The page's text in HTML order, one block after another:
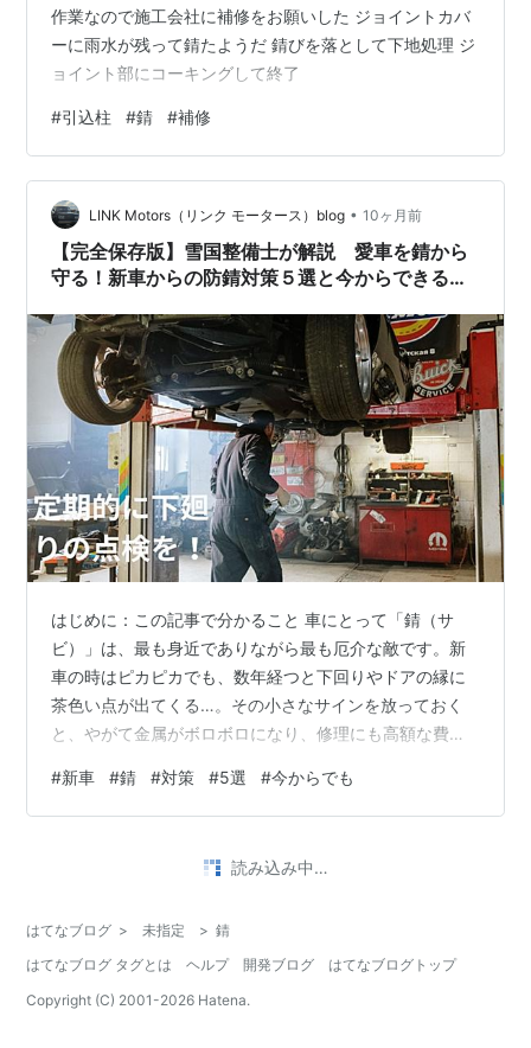
作業なので施工会社に補修をお願いした ジョイントカバ
ーに雨水が残って錆たようだ 錆びを落として下地処理 ジ
ョイント部にコーキングして終了
#引込柱 #錆 #補修
LINK Motors（リンク モータース）blog • 10ヶ月前
【完全保存版】雪国整備士が解説 愛車を錆から
守る！新車からの防錆対策５選と今からできる錆
はじめに：この記事で分かること 車にとって「錆（サ
ビ）」は、最も身近でありながら最も厄介な敵です。新
車の時はピカピカでも、数年経つと下回りやドアの縁に
茶色い点が出てくる…。その小さなサインを放っておく
と、やがて金属がボロボロになり、修理にも高額な費用
錆対策 すでに乗っている車でも今すぐ始められるケア方
法 錆ができるメカニズムとその原因を徹底的に解説しま
るのか」が明確に分かる内容です。専門的な話もできる
す。 錆とは何か？金属が腐るメカニズム ま…
#新車 #錆 #対策 #5選 #今からでも
読み込み中…
はてなブログ > 未指定 > 錆
はてなブログ タグとは
ヘルプ 開発ブログ
はてなブログトップ
Copyright (C) 2001-2026 Hatena.